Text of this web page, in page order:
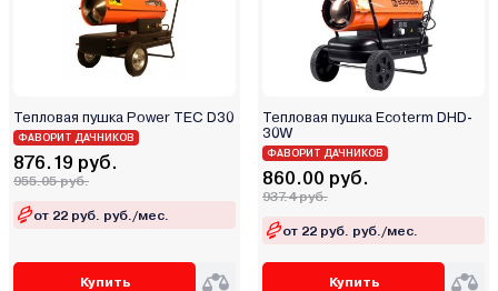
Тепловая пушка Power TEC D30
ФАВОРИТ ДАЧНИКОВ
876.19 руб.
955.05 руб.
от 22 руб. руб./мес.
Купить
Тепловая пушка Ecoterm DHD-
30W
ФАВОРИТ ДАЧНИКОВ
860.00 руб.
937.4 руб.
от 22 руб. руб./мес.
Купить